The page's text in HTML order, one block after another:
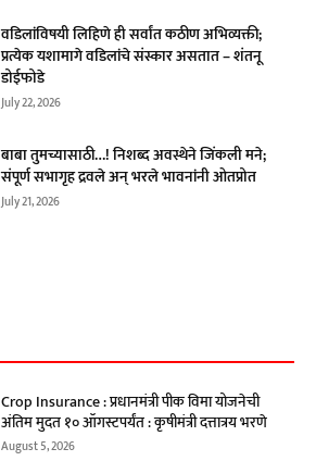
वडिलांविषयी लिहिणे ही सर्वांत कठीण अभिव्यक्ती;
प्रत्येक यशामागे वडिलांचे संस्कार असतात – शंतनू
डोईफोडे
July 22, 2026
बाबा तुमच्यासाठी…! निशब्द अवस्थेने जिंकली मने;
संपूर्ण सभागृह द्रवले अन् भरले भावनांनी ओतप्रोत
July 21, 2026
Crop Insurance : प्रधानमंत्री पीक विमा योजनेची
अंतिम मुदत १० ऑगस्टपर्यंत : कृषीमंत्री दत्तात्रय भरणे
August 5, 2026